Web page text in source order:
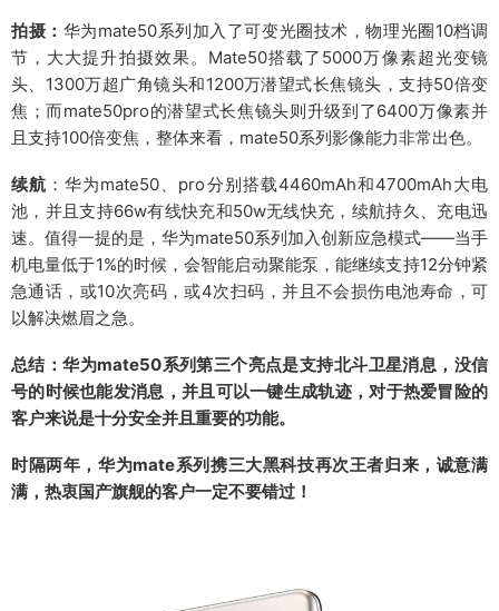
视频拍摄
后置摄像头：最大支持4K（3840 x 2160）视频
录制，支持AIS防抖。 前置摄像头：最大支持4K
（3840 x 2160）视频录制，支持AIS防抖。
光学防抖 支持
元件
CMOS
数码相机功能 支持
传感器
指纹识别
电子罗盘 支持
陀螺仪 支持
光线感应 支持
距离感应 支持
连接与传输
拍摄： 华为mate50系列加入了可变光圈技术，物理光圈10档调
节，大大提升拍摄效果。Mate50搭载了5000万像素超光变镜
头、1300万超广角镜头和1200万潜望式长焦镜头，支持50倍变
焦；而mate50pro的潜望式长焦镜头则升级到了6400万像素并
且支持100倍变焦，整体来看，mate50系列影像能力非常出色。
续航 ：华为mate50、pro分别搭载4460mAh和4700mAh大电
池，并且支持66w有线快充和50w无线快充，续航持久、充电迅
速。值得一提的是，华为mate50系列加入创新应急模式——当手
机电量低于1%的时候，会智能启动聚能泵，能继续支持12分钟紧
急通话，或10次亮码，或4次扫码，并且不会损伤电池寿命，可
以解决燃眉之急。
总结：华为mate50系列第三个亮点是支持北斗卫星消息，没信
号的时候也能发消息，并且可以一键生成轨迹，对于热爱冒险的
客户来说是十分安全并且重要的功能。
时隔两年，华为mate系列携三大黑科技再次王者归来，诚意满
满，热衷国产旗舰的客户一定不要错过！